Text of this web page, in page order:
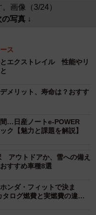
画像（3/24）
写真 ↓
ス
とエクストレイル 性能やリ
メリット、寿命は？おすす
間…日産ノートe-POWER
ク【魅力と課題を解説】
アウトドアか、雪への備え
すすめ車種8選
ンダ・フィットで決ま
ログ燃費と実燃費の違い